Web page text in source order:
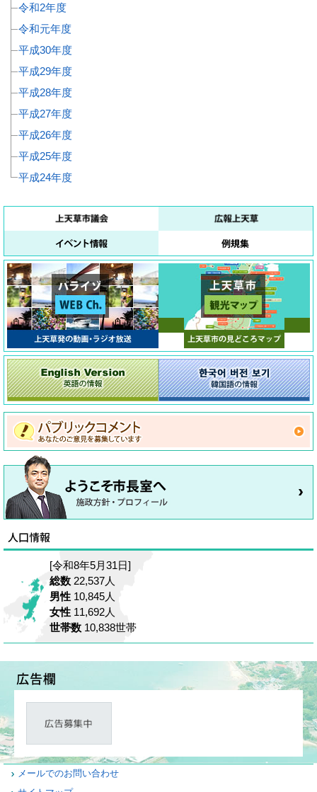
令和2年度
令和元年度
平成30年度
平成29年度
平成28年度
平成27年度
平成26年度
平成25年度
平成24年度
[令和8年5月31日]
総数 22,537人
男性 10,845人
女性 11,692人
世帯数 10,838世帯
メールでのお問い合わせ